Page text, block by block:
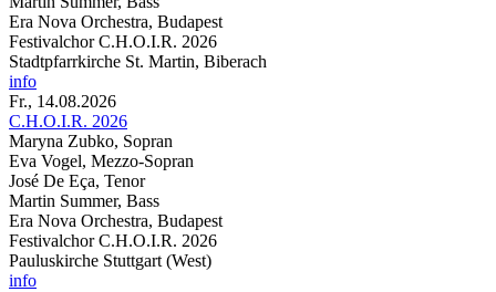
Era Nova Orchestra, Budapest
Festivalchor C.H.O.I.R. 2026
Stadtpfarrkirche St. Martin, Biberach
info
Fr., 14.08.2026
C.H.O.I.R. 2026
Maryna Zubko, Sopran
Eva Vogel, Mezzo-Sopran
José De Eça, Tenor
Martin Summer, Bass
Era Nova Orchestra, Budapest
Festivalchor C.H.O.I.R. 2026
Pauluskirche Stuttgart (West)
info